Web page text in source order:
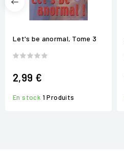
Let's be anormal, Tome 3
2,99 €
En stock 1 Produits